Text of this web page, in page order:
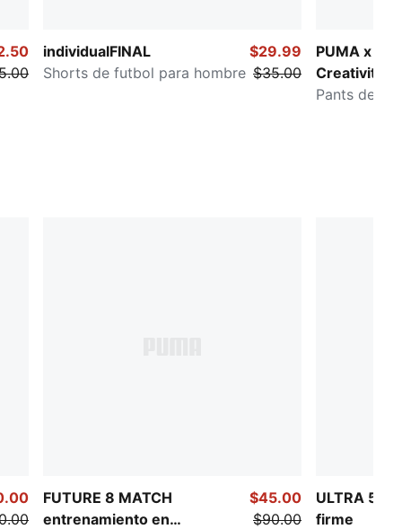
individualFINAL
Shorts de futbol para hombre
$29.99
$35.00
PUMA x
Creativity
Pants de
FUTURE 8 MATCH
entrenamiento en
$45.00
$90.00
ULTRA 5
firme